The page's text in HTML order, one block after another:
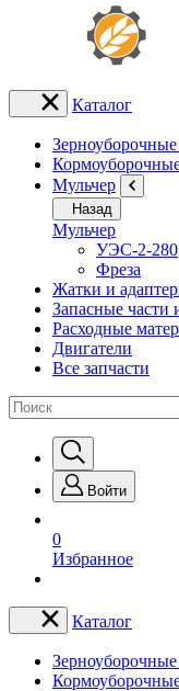
Каталог
Мульчер
Назад
Мульчер
УЭС-2-280
Фреза
Жатки и
Запасные
Расходные
Двигатели
Все запчасти
Войти
0
Избранное
Каталог